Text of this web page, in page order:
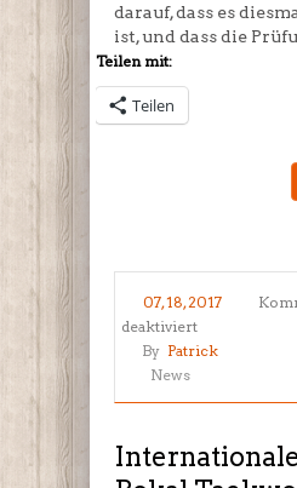
darauf, dass es
ist, und dass die
Teilen mit:
Teilen
07, 18, 2017
deaktiviertfür
Internationaler
2017
By Patrick
News